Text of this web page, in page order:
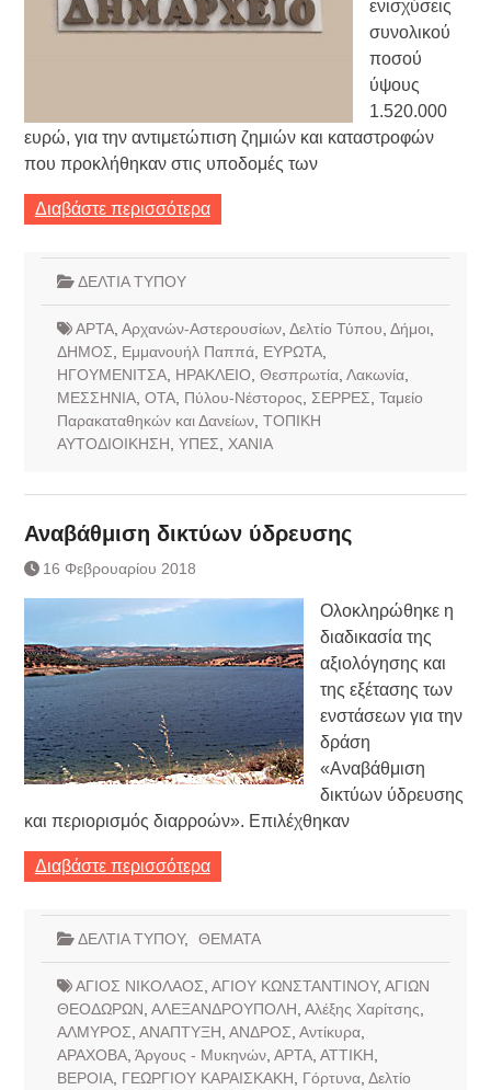
ενισχύσεις
συνολικού
ποσού
ύψους
1.520.000
ευρώ, για την αντιμετώπιση ζημιών και καταστροφών
που προκλήθηκαν στις υποδομές των
Διαβάστε περισσότερα
ΔΕΛΤΙΑ ΤΥΠΟΥ
ΑΡΤΑ, Αρχανών-Αστερουσίων, Δελτίο Τύπου Δήμοι,
ΔΗΜΟΣ
Εμμανουήλ Παππά, ΕΥΡΩΤΑ,
ΗΓΟΥΜΕΝΙΤΣΑ, ΗΡΑΚΛΕΙΟ Θεσπρωτία, Λακωνία,
ΜΕΣΣΗΝΙΑ, ΟΤΑ, Πύλου-Νέστορος ΣΕΡΡΕΣ Ταμείο
Παρακαταθηκών και Δανείων, ΤΟΠΙΚΗ
ΑΥΤΟΔΙΟΙΚΗΣΗ ΥΠΕΣ ΧΑΝΙΑ
Αναβάθμιση δικτύων ύδρευσης
16 Φεβρουαρίου 2018
Ολοκληρώθηκε η
διαδικασία της
αξιολόγησης και
της εξέτασης των
ενστάσεων για την
δράση
«Αναβάθμιση
δικτύων ύδρευσης
και περιορισμός διαρροών». Επιλέχθηκαν
Διαβάστε περισσότερα
ΔΕΛΤΙΑ ΤΥΠΟΥ, ΘΕΜΑΤΑ
ΑΓΙΟΣ ΝΙΚΟΛΑΟΣ ΑΓΙΟΥ ΚΩΝΣΤΑΝΤΙΝΟΥ, ΑΓΙΩΝ
ΘΕΟΔΩΡΩΝ ΑΛΕΞΑΝΔΡΟΥΠΟΛΗ Αλέξης Χαρίτσης
ΑΛΜΥΡΟΣ ΑΝΑΠΤΥΞΗ ΑΝΔΡΟΣ Αντίκυρα,
ΑΡΑΧΟΒΑ, Άργους - Μυκηνών, ΑΡΤΑ, ΑΤΤΙΚΗ
ΒΕΡΟΙΑ, ΓΕΩΡΓΙΟΥ ΚΑΡΑΙΣΚΑΚΗ Γόρτυνα, Δελτίο